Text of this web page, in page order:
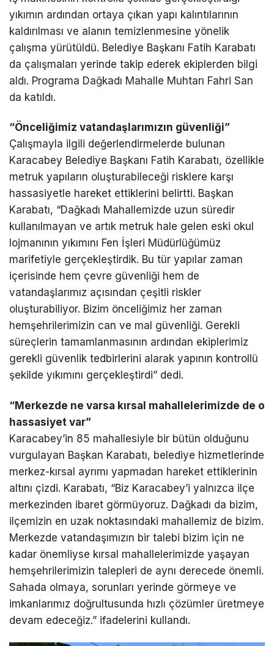
yıkımın ardından ortaya çıkan yapı kalıntılarının
kaldırılması ve alanın temizlenmesine yönelik
çalışma yürütüldü. Belediye Başkanı Fatih Karabatı
da çalışmaları yerinde takip ederek ekiplerden bilgi
aldı. Programa Dağkadı Mahalle Muhtarı Fahri San
da katıldı.
“Önceliğimiz vatandaşlarımızın güvenliği”
Çalışmayla ilgili değerlendirmelerde bulunan
Karacabey Belediye Başkanı Fatih Karabatı, özellikle
metruk yapıların oluşturabileceği risklere karşı
hassasiyetle hareket ettiklerini belirtti. Başkan
Karabatı, “Dağkadı Mahallemizde uzun süredir
kullanılmayan ve artık metruk hale gelen eski okul
lojmanının yıkımını Fen İşleri Müdürlüğümüz
marifetiyle gerçekleştirdik. Bu tür yapılar zaman
içerisinde hem çevre güvenliği hem de
vatandaşlarımız açısından çeşitli riskler
oluşturabiliyor. Bizim önceliğimiz her zaman
hemşehrilerimizin can ve mal güvenliği. Gerekli
süreçlerin tamamlanmasının ardından ekiplerimiz
gerekli güvenlik tedbirlerini alarak yapının kontrollü
şekilde yıkımını gerçekleştirdi” dedi.
“Merkezde ne varsa kırsal mahallelerimizde de o
hassasiyet var”
Karacabey’in 85 mahallesiyle bir bütün olduğunu
vurgulayan Başkan Karabatı, belediye hizmetlerinde
merkez-kırsal ayrımı yapmadan hareket ettiklerinin
altını çizdi. Karabatı, “Biz Karacabey’i yalnızca ilçe
merkezinden ibaret görmüyoruz. Dağkadı da bizim,
ilçemizin en uzak noktasındaki mahallemiz de bizim.
Merkezde vatandaşımızın bir talebi bizim için ne
kadar önemliyse kırsal mahallelerimizde yaşayan
hemşehrilerimizin talepleri de aynı derecede önemli.
Sahada olmaya, sorunları yerinde görmeye ve
imkanlarımız doğrultusunda hızlı çözümler üretmeye
devam edeceğiz.” ifadelerini kullandı.